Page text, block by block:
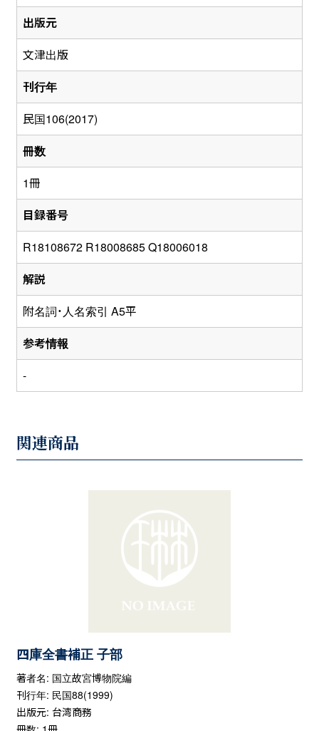
出版元
文津出版
刊行年
民国106(2017)
冊数
1冊
目録番号
R18108672 R18008685 Q18006018
解説
附名詞・人名索引 A5平
参考情報
-
関連商品
四庫全書補正 子部
著者名: 国立故宮博物院編
刊行年: 民国88(1999)
出版元: 台湾商務